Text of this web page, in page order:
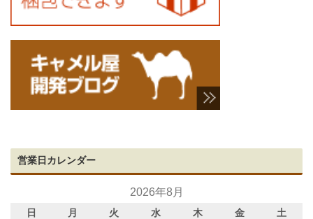
営業日カレンダー
2026年8月
日 月 火 水 木 金
土